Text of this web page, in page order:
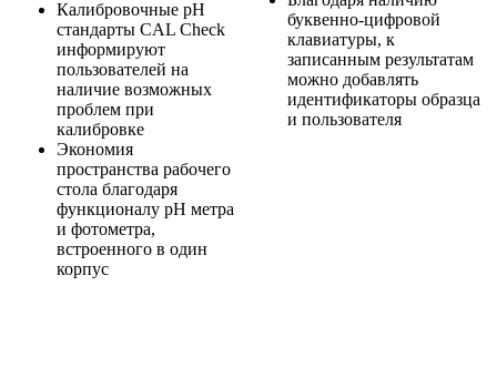
Калибровочные pH
стандарты CAL Check
информируют
пользователей на
наличие возможных
проблем при
калибровке
Экономия
пространства рабочего
стола благодаря
функционалу рН метра
и фотометра,
встроенного в один
корпус
буквенно-цифровой
клавиатуры, к
записанным результатам
можно добавлять
идентификаторы образца
и пользователя